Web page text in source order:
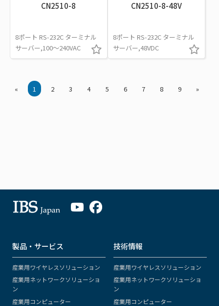
CN2510-8
8ポート RS-232C ターミナル
サーバー,100～240VAC
CN2510-8-48V
8ポート RS-232C ターミナル
サーバー,48VDC
« 1 2 3 4 5 6 7 8 9 »
製品・サービス
産業用ワイヤレスソリューション
産業用ネットワークソリューショ
ン
産業用コンピューター
技術情報
産業用ワイヤレスソリューション
産業用ネットワークソリューショ
ン
産業用コンピューター